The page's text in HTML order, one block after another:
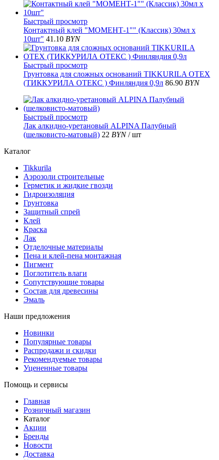
Быстрый просмотр
Контактный клей "МОМЕНТ-1"" (Классик) 30мл х
10шт" 41.10 BYN
Быстрый просмотр
Грунтовка для сложных оснований TIKKURILA OTEX
(ТИККУРИЛА ОТЕКС ) Финляндия 0,9л 86.90 BYN
Быстрый просмотр
Лак алкидно-уретановый ALPINA Палубный
(шелковисто-матовый) 22 BYN / шт
Каталог
Tikkurila
Аэрозоли строительные
Герметик и жидкие гвозди
Гидроизоляция
Грунтовка
Защитный спрей
Клей
Краска
Лак
Отделочные материалы
Пена и клей-пена монтажная
Пигмент
Поглотитель влаги
Сопутствующие товары
Состав для древесины
Эмаль
Наши предложения
Новинки
Популярные товары
Распродажи и скидки
Рекомендуемые товары
Уцененные товары
Помощь и сервисы
Главная
Розничный магазин
Каталог
Акции
Бренды
Новости
Доставка